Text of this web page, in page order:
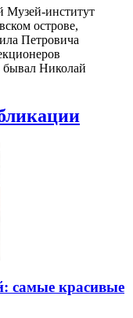
Музей-институт
острове,
Петровича
бывал Николай
самые красивые